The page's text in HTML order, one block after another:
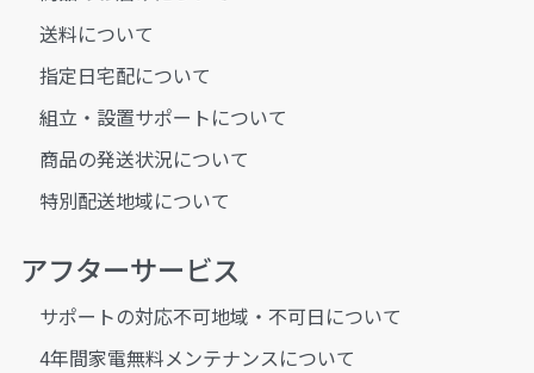
送料について
指定日宅配について
組立・設置サポートについて
商品の発送状況について
特別配送地域について
アフターサービス
サポートの対応不可地域・不可日について
4年間家電無料メンテナンスについて